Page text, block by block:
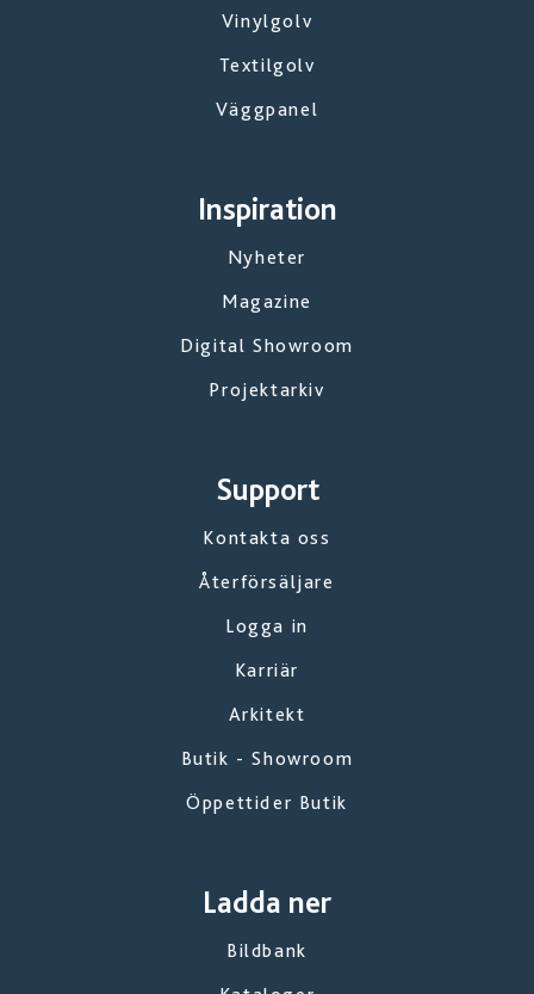
Vinylgolv
Textilgolv
Väggpanel
Inspiration
Nyheter
Magazine
Digital Showroom
Projektarkiv
Support
Kontakta oss
Återförsäljare
Logga in
Karriär
Arkitekt
Butik - Showroom
Öppettider Butik
Ladda ner
Bildbank